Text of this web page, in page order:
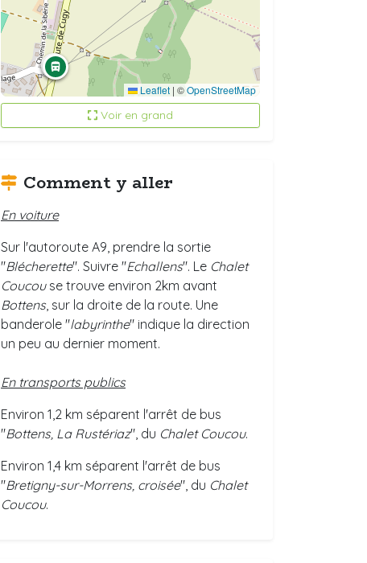
Leaflet | ©OpenStreetMap
Voir en grand
Comment y aller
En voiture
Sur l'autoroute A9, prendre la sortie
"Blécherette". Suivre "Echallens". Le Chalet
Coucouse trouve environ 2km avant
Bottens, sur la droite de la route. Une
banderole "labyrinthe" indique la direction
un peu au dernier moment.
En transports publics
Environ 1,2 km séparent l'arrêt de bus
"Bottens, La Rustériaz", du Chalet Coucou.
Environ 1,4 km séparent l'arrêt de bus
"Bretigny-sur-Morrens, croisée", du Chalet
Coucou.